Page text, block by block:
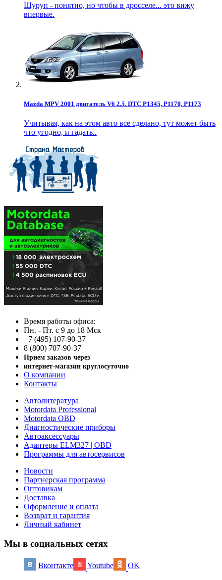
Шуруп - понятно, но чтобы в дросселе... это вижу
впервые.
Mazda MPV 2001 двигатель V6 2.5. DTC P1345, P1170, P1173
Учитывая, как на этом авто все сделано, тут может быть
что угодно, и гадать..
Время работы офиса:
Пн. - Пт. с 9 до 18 Мск
+7 (495) 107-90-37
8 (800) 707-90-37
Прием заказов через
интернет-магазин круглосуточно
О компании
Контакты
Автолитература
Motordata Professional
Motordata OBD
Диагностические приборы
Автоаксессуары
Адаптеры ELM327 | OBD
Программы для автосервисов
Новости
Партнерская программа
Оптовикам
Доставка
Оформление и оплата
Возврат и гарантия
Личный кабинет
Мы в социальных сетях
Вконтакте Youtube OK